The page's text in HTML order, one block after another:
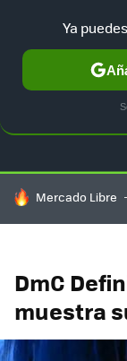
HOY SE HABLA
Mercado Libre
DmC
muestra
Ya